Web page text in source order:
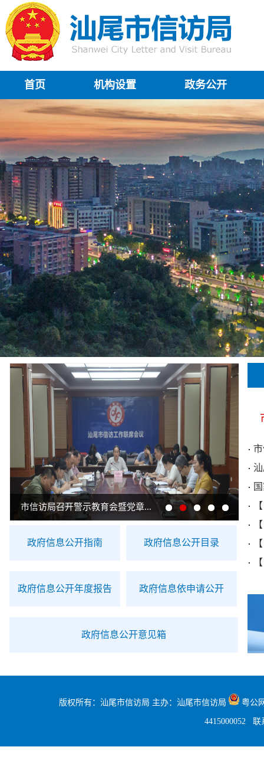
首页 机构设置 政务公开
市信访局召开警示教育会暨党章...
政府信息公开指南 政府信息公开目录
政府信息公开年度报告 政府信息依申请公开
政府信息公开意见箱
版权所有：汕尾市信访局 主办：汕尾市信访局 粤公
4415000052 联